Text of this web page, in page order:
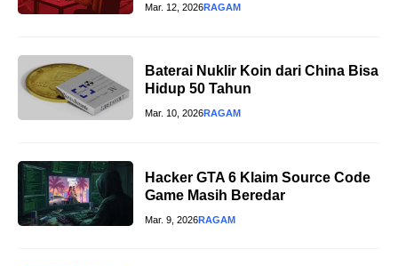
Mar. 12, 2026RAGAM
Baterai Nuklir Koin dari China Bisa
Hidup 50 Tahun
Mar. 10, 2026RAGAM
Hacker GTA 6 Klaim Source Code
Game Masih Beredar
Mar. 9, 2026RAGAM